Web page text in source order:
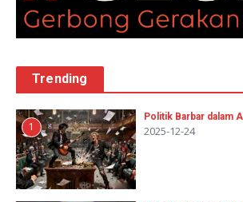
Trending
1
Politik Barbar dalam
2025-12-24